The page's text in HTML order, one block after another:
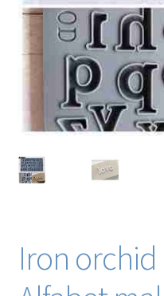
Iron orchid